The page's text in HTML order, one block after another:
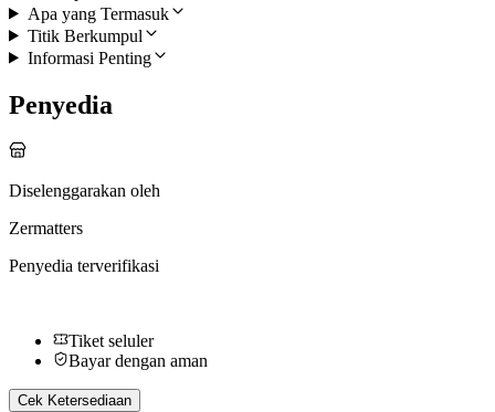
Apa yang Termasuk
Titik Berkumpul
Informasi Penting
Penyedia
Diselenggarakan oleh
Zermatters
Penyedia terverifikasi
Tiket seluler
Bayar dengan aman
Cek Ketersediaan